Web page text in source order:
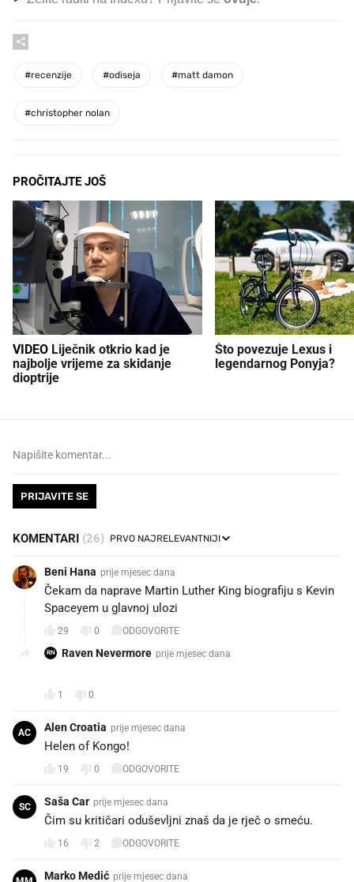
#recenzije #odiseja #matt damon
#christopher nolan
PROČITAJTE JOŠ
VIDEO
najbolje vrijeme za skidanje
dioptrije
Što povezuje Lexus i
legendarnog Ponyja?
PRIJAVITE SE
KOMENTARI (26)
Beni Hana prije mjesec dana
Čekam da naprave Martin Luther King biografiju s Kevin
Spaceyem u glavnoj ulozi
29 0 ODGOVORITE
RN Raven Nevermore prije mjesec dana
1 0
AC Alen Croatia prije mjesec dana
Helen of Kongo!
19 0 ODGOVORITE
SC Saša Car prije mjesec dana
Čim su kritičari oduševljni znaš da je rječ o smeću.
16 2 ODGOVORITE
Marko Medić prije mjesec dana